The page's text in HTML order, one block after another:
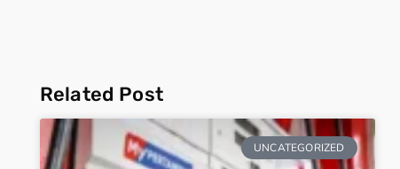
Related Post
UNCATEGORIZED